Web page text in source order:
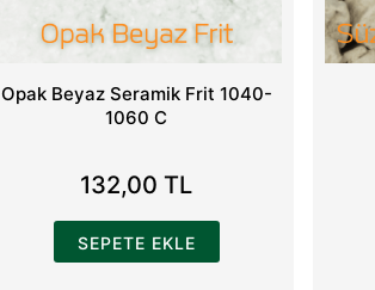
Opak Beyaz Seramik Frit 1040-
1060 C
132,00 TL
SEPETE EKLE